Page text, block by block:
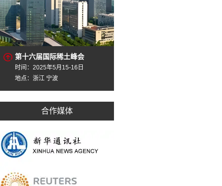
第十六届国际稀土峰会
时间：2025年5月15-16日
地点：浙江 宁波
合作媒体